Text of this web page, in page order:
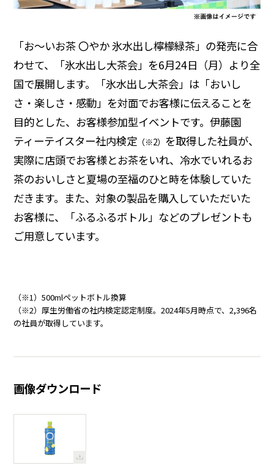
「お～いお茶 〇やか 氷水出し檸檬緑茶」の発売に合
わせて、「氷水出し大茶会」を6月24日（月）より全
国で展開します。「氷水出し大茶会」は「おいし
さ・楽しさ・感動」を対面でお客様に伝えることを
目的とした、お客様参加型イベントです。伊藤園
ティーテイスター社内検定（※2） を取得した社員が、
実際に店頭でお客様とお茶をいれ、冷水でいれるお
茶のおいしさと夏場の至福のひと時を体験していた
だきます。また、対象の製品を購入していただいた
お客様に、「ふるふるボトル」などのプレゼントも
ご用意しています。
（※1）500mlペットボトル換算
（※2）厚生労働省の社内検定認定制度。2024年5月時点で、2,396名
の社員が取得しています。
画像ダウンロード